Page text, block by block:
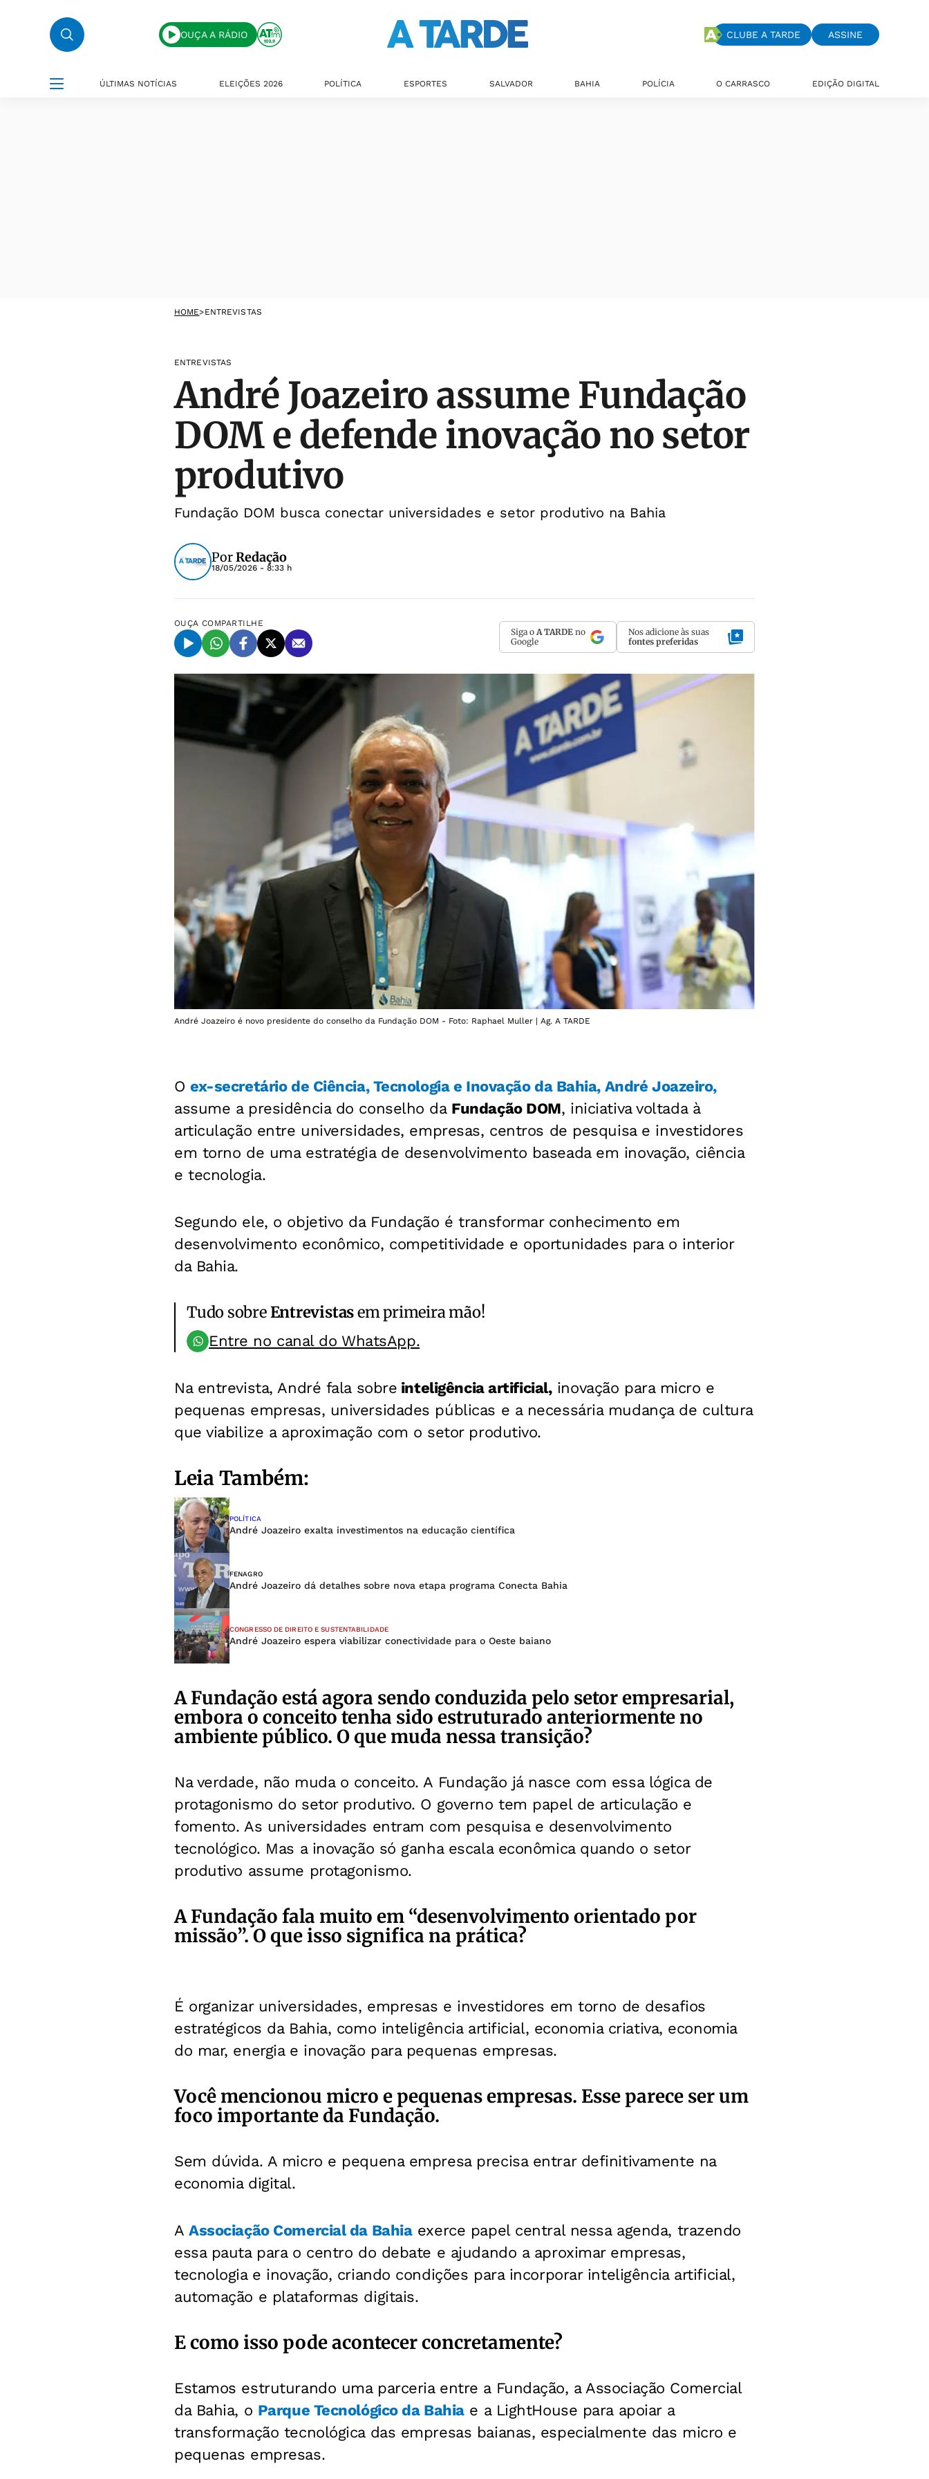
OUÇA A RÁDIO CLUBE A TARDE ASSINE
ÚLTIMAS NOTÍCIAS ELEIÇÕES 2026 POLÍTICA ESPORTES SALVADOR BAHIA POLÍCIA O CARRASCO EDIÇÃO DIGITAL
HOME>ENTREVISTAS
ENTREVISTAS
André Joazeiro assume Fundação
DOM e defende inovação no setor
produtivo
Fundação DOM busca conectar universidades e setor produtivo na Bahia
PorRedação
18/05/2026 - 8:33 h
OUÇA COMPARTILHE
Siga o A TARDE no
Google
Nos adicione às suas
fontes preferidas
André Joazeiro é novo presidente do conselho da Fundação DOM - Foto: Raphael Muller | Ag. A TARDE
Oex-secretário de Ciência, Tecnologia e Inovação da Bahia, André Joazeiro,
assume a presidência do conselho da Fundação DOM, iniciativa voltada à
articulação entre universidades, empresas, centros de pesquisa e investidores
em torno de uma estratégia de desenvolvimento baseada em inovação, ciência
e tecnologia.
Segundo ele, o objetivo da Fundação é transformar conhecimento em
desenvolvimento econômico, competitividade e oportunidades para o interior
da Bahia.
Tudo sobreEntrevistasem primeira mão!
Entre no canal do WhatsApp.
Na entrevista, André fala sobre inteligência artificial,inovação para micro e
pequenas empresas, universidades públicas e a necessária mudança de cultura
que viabilize a aproximação com o setor produtivo.
Leia Também:
POLÍTICA
André Joazeiro exalta investimentos na educação científica
FENAGRO
André Joazeiro dá detalhes sobre nova etapa programa Conecta Bahia
CONGRESSO DE DIREITO E SUSTENTABILIDADE
André Joazeiro espera viabilizar conectividade para o Oeste baiano
A Fundação está agora sendo conduzida pelo setor empresarial,
embora o conceito tenha sido estruturado anteriormente no
ambiente público. O que muda nessa transição?
Na verdade, não muda o conceito. A Fundação já nasce com essa lógica de
protagonismo do setor produtivo. O governo tem papel de articulação e
fomento. As universidades entram com pesquisa e desenvolvimento
tecnológico. Mas a inovação só ganha escala econômica quando o setor
produtivo assume protagonismo.
A Fundação fala muito em “desenvolvimento orientado por
missão”. O que isso significa na prática?
É organizar universidades, empresas e investidores em torno de desafios
estratégicos da Bahia, como inteligência artificial, economia criativa, economia
do mar, energia e inovação para pequenas empresas.
Você mencionou micro e pequenas empresas. Esse parece ser um
foco importante da Fundação.
Sem dúvida. A micro e pequena empresa precisa entrar definitivamente na
economia digital.
AAssociação Comercial da Bahiaexerce papel central nessa agenda, trazendo
essa pauta para o centro do debate e ajudando a aproximar empresas,
tecnologia e inovação, criando condições para incorporar inteligência artificial,
automação e plataformas digitais.
E como isso pode acontecer concretamente?
Estamos estruturando uma parceria entre a Fundação, a Associação Comercial
da Bahia, o Parque Tecnológico da Bahiae a LightHouse para apoiar a
transformação tecnológica das empresas baianas, especialmente das micro e
pequenas empresas.